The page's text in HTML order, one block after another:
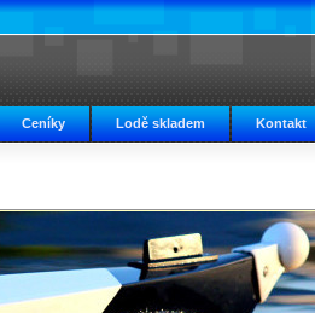
Ceníky Lodě skladem Kontakt